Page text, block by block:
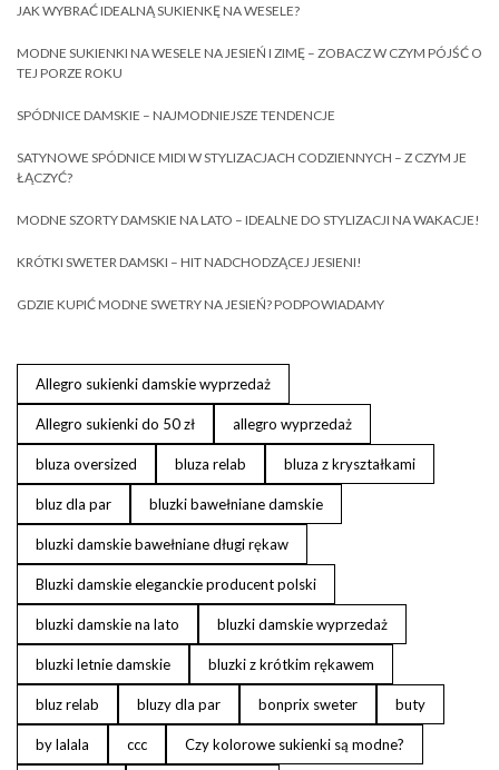
JAK WYBRAĆ IDEALNĄ SUKIENKĘ NA WESELE?
MODNE SUKIENKI NA WESELE NA JESIEŃ I ZIMĘ – ZOBACZ W CZYM PÓJŚĆ O
TEJ PORZE ROKU
SPÓDNICE DAMSKIE – NAJMODNIEJSZE TENDENCJE
SATYNOWE SPÓDNICE MIDI W STYLIZACJACH CODZIENNYCH – Z CZYM JE
ŁĄCZYĆ?
MODNE SZORTY DAMSKIE NA LATO – IDEALNE DO STYLIZACJI NA WAKACJE!
KRÓTKI SWETER DAMSKI – HIT NADCHODZĄCEJ JESIENI!
GDZIE KUPIĆ MODNE SWETRY NA JESIEŃ? PODPOWIADAMY
Allegro sukienki damskie wyprzedaż
Allegro sukienki do 50 zł allegro wyprzedaż
bluza oversized bluza relab bluza z kryształkami
bluz dla par bluzki bawełniane damskie
bluzki damskie bawełniane długi rękaw
Bluzki damskie eleganckie producent polski
bluzki damskie na lato bluzki damskie wyprzedaż
bluzki letnie damskie bluzki z krótkim rękawem
bluz relab bluzy dla par bonprix sweter buty
by lalala ccc Czy kolorowe sukienki są modne?